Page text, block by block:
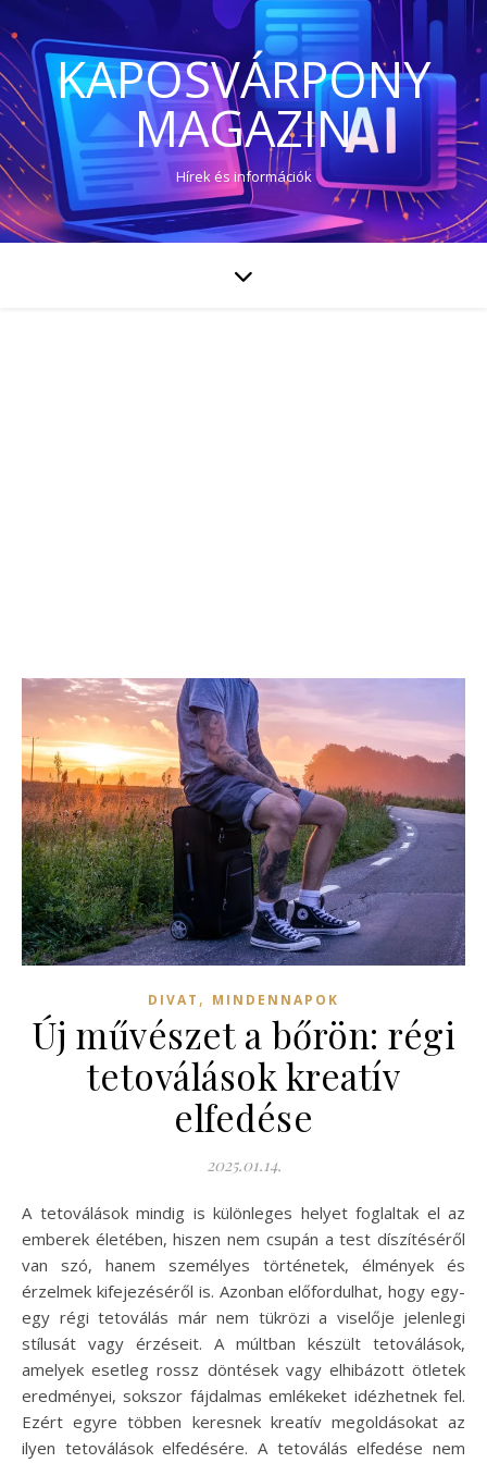
KAPOSVÁRPONY
MAGAZIN
Hírek és információk
DIVAT , MINDENNAPOK
Új művészet a bőrön: régi
tetoválások kreatív
elfedése
2025.01.14.
A tetoválások mindig is különleges helyet foglaltak el az
emberek életében, hiszen nem csupán a test díszítéséről
van szó, hanem személyes történetek, élmények és
érzelmek kifejezéséről is. Azonban előfordulhat, hogy egy-
egy régi tetoválás már nem tükrözi a viselője jelenlegi
stílusát vagy érzéseit. A múltban készült tetoválások,
amelyek esetleg rossz döntések vagy elhibázott ötletek
eredményei, sokszor fájdalmas emlékeket idézhetnek fel.
Ezért egyre többen keresnek kreatív megoldásokat az
ilyen tetoválások elfedésére. A tetoválás elfedése nem